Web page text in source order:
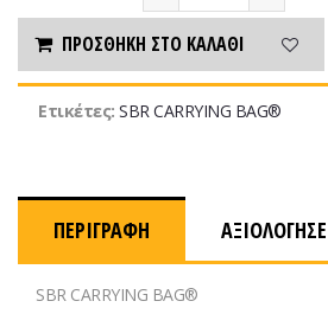
ΠΡΟΣΘΉΚΗ ΣΤΟ ΚΑΛΆΘΙ
Ετικέτες: SBR CARRYING BAG®
ΠΕΡΙΓΡΑΦΉ
SBR CARRYING BAG®